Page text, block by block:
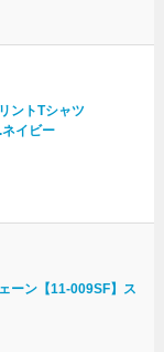
ントTシャツ
イビー
ーン【11-009SF】ス